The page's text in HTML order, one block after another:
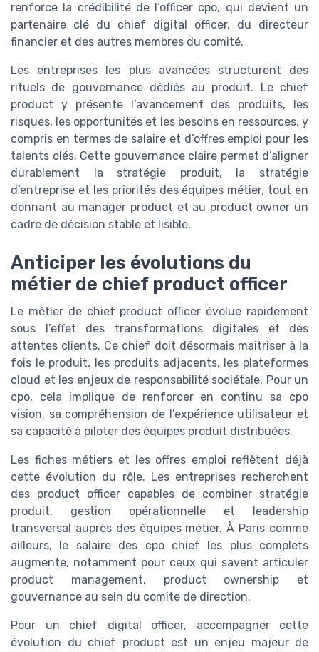
renforce la crédibilité de l’officer cpo, qui devient un
partenaire clé du chief digital officer, du directeur
financier et des autres membres du comité.
Les entreprises les plus avancées structurent des
rituels de gouvernance dédiés au produit. Le chief
product y présente l’avancement des produits, les
risques, les opportunités et les besoins en ressources, y
compris en termes de salaire et d’offres emploi pour les
talents clés. Cette gouvernance claire permet d’aligner
durablement la stratégie produit, la stratégie
d’entreprise et les priorités des équipes métier, tout en
donnant au manager product et au product owner un
cadre de décision stable et lisible.
Anticiper les évolutions du
métier de chief product officer
Le métier de chief product officer évolue rapidement
sous l’effet des transformations digitales et des
attentes clients. Ce chief doit désormais maîtriser à la
fois le produit, les produits adjacents, les plateformes
cloud et les enjeux de responsabilité sociétale. Pour un
cpo, cela implique de renforcer en continu sa cpo
vision, sa compréhension de l’expérience utilisateur et
sa capacité à piloter des équipes produit distribuées.
Les fiches métiers et les offres emploi reflètent déjà
cette évolution du rôle. Les entreprises recherchent
des product officer capables de combiner stratégie
produit, gestion opérationnelle et leadership
transversal auprès des équipes métier. À Paris comme
ailleurs, le salaire des cpo chief les plus complets
augmente, notamment pour ceux qui savent articuler
product management, product ownership et
gouvernance au sein du comite de direction.
Pour un chief digital officer, accompagner cette
évolution du chief product est un enjeu majeur de